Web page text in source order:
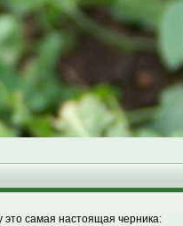
это самая настоящая черника: